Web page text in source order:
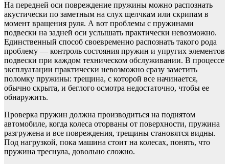
На передней оси повреждение пружины можно распознать
акустически по заметным на слух щелчкам или скрипам в
момент вращения руля. А вот проблемы с пружинами
подвески на задней оси услышать практически невозможно.
Единственный способ своевременно распознать такого рода
проблему — контроль состояния пружин и упругих элементов
подвески при каждом техническом обслуживании. В процессе
эксплуатации практически невозможно сразу заметить
поломку пружины: трещина, с которой все начинается,
обычно скрыта, и беглого осмотра недостаточно, чтобы ее
обнаружить.
Проверка пружин должна производиться на поднятом
автомобиле, когда колеса оторваны от поверхности, пружина
разгружена и все повреждения, трещины становятся видны.
Под нагрузкой, пока машина стоит на колесах, понять, что
пружина треснула, довольно сложно.